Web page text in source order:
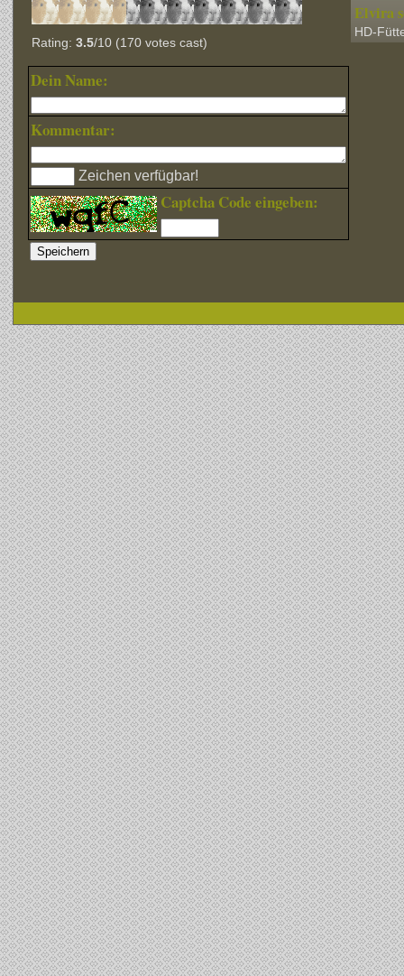
Elvira
HD-
Rating: 3.5/10 (170 votes cast)
Dein Name:
Kommentar:
Zeichen verfügbar!
Captcha Code eingeben: